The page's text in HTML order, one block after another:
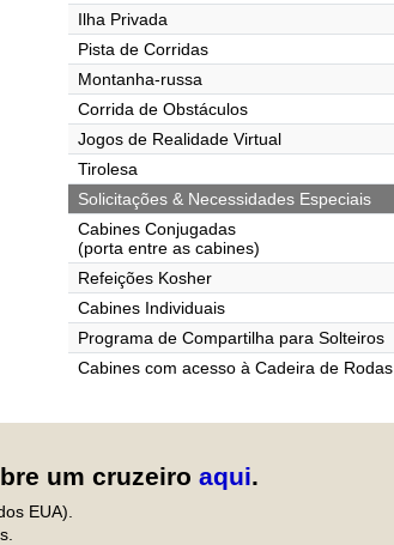
Ilha Privada
Pista de Corridas
Montanha-russa
Corrida de Obstáculos
Jogos de Realidade Virtual
Tirolesa
Solicitações & Necessidades Especiais
Cabines Conjugadas
(porta entre as cabines)
Refeições Kosher
Cabines Individuais
Programa de Compartilha para Solteiros
Cabines com acesso à Cadeira de Rodas
um cruzeiro aqui.
EUA).